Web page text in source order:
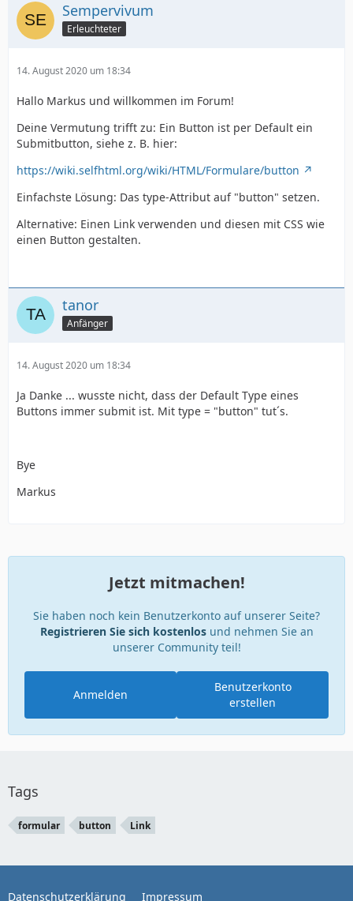
Sempervivum
Erleuchteter
14. August 2020 um 18:34
Hallo Markus und willkommen im Forum!
Deine Vermutung trifft zu: Ein Button ist per Default ein
Submitbutton, siehe z. B. hier:
https://wiki.selfhtml.org/wiki/HTML/Formulare/button
Einfachste Lösung: Das type-Attribut auf "button" setzen.
Alternative: Einen Link verwenden und diesen mit CSS wie
einen Button gestalten.
tanor
Anfänger
14. August 2020 um 18:34
Ja Danke ... wusste nicht, dass der Default Type eines
Buttons immer submit ist. Mit type = "button" tut´s.
Bye
Markus
Jetzt mitmachen!
Sie haben noch kein Benutzerkonto auf unserer Seite?
Registrieren Sie sich kostenlosund nehmen Sie an
unserer Community teil!
Benutzerkonto
erstellen
Anmelden
Tags
formular button Link
Datenschutzerklärung Impressum